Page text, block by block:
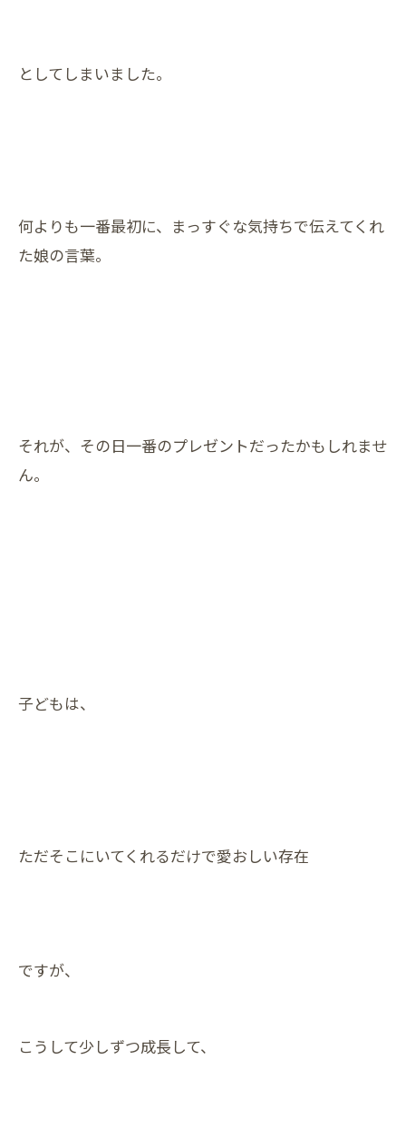
としてしまいました。
何よりも一番最初に、まっすぐな気持ちで伝えてくれ
た娘の言葉。
それが、その日一番のプレゼントだったかもしれませ
ん。
子どもは、
ただそこにいてくれるだけで愛おしい存在
ですが、
こうして少しずつ成長して、